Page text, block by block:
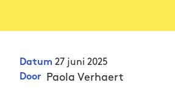
Datum 27 juni 2025
Door
Paola Verhaert